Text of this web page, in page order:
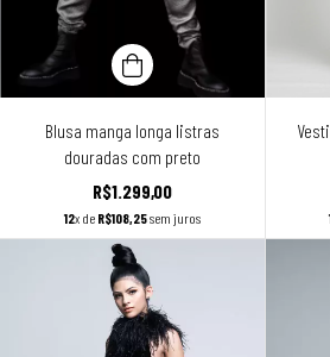
Blusa manga longa listras
douradas com preto
R$1.299,00
12x de R$108,25sem juros